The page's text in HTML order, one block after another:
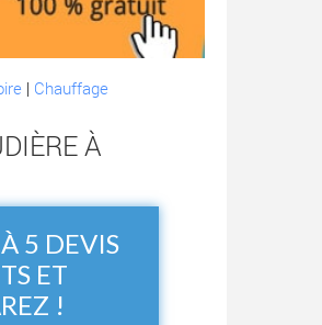
| Chauffage
À
5 DEVIS
ET
!